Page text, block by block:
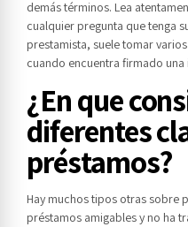
demás términos. Lea
cualquier pregunta que tenga
prestamista, suele tomar
cuando encuentra firmado
¿En que
diferentes
préstamos?
Hay muchos tipos otras sobre
préstamos amigables y no ha